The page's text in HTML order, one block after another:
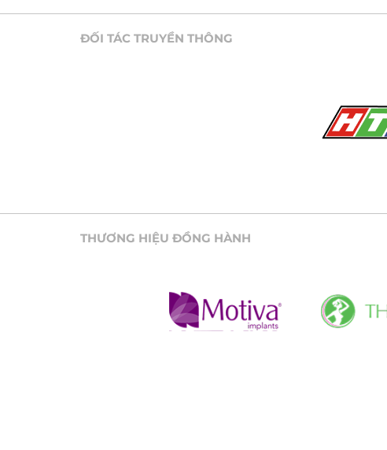
ĐỐI TÁC TRUYỀN THÔNG
THƯƠNG HIỆU ĐỒNG HÀNH